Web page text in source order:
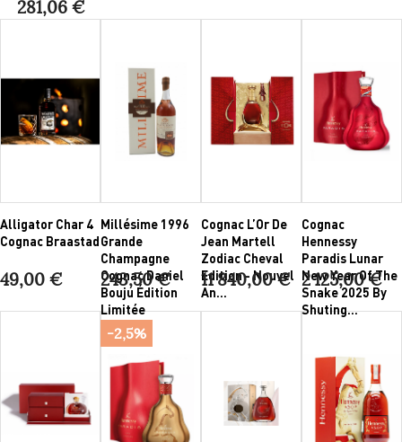
281,06 €
Alligator Char 4
Cognac Braastad
49,00 €
Millésime 1996
Grande
Champagne
Cognac Daniel
Bouju Édition
Limitée
243,50 €
Cognac L’Or De
Jean Martell
Zodiac Cheval
Edition - Nouvel
An...
11 840,00 €
Cognac
Hennessy
Paradis Lunar
New Year Of The
Snake 2025 By
Shuting...
2 125,00 €
-2,5%